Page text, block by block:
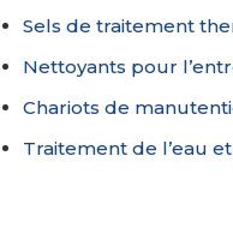
Sels de traitement
Nettoyants pour
Chariots de
Traitement de l’eau